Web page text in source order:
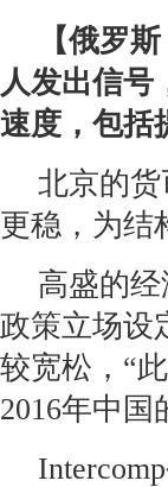
【俄罗
人发出信号
速度，包括
北京的
更稳，为结
高盛的
政策立场设
较宽松，“
2016年中